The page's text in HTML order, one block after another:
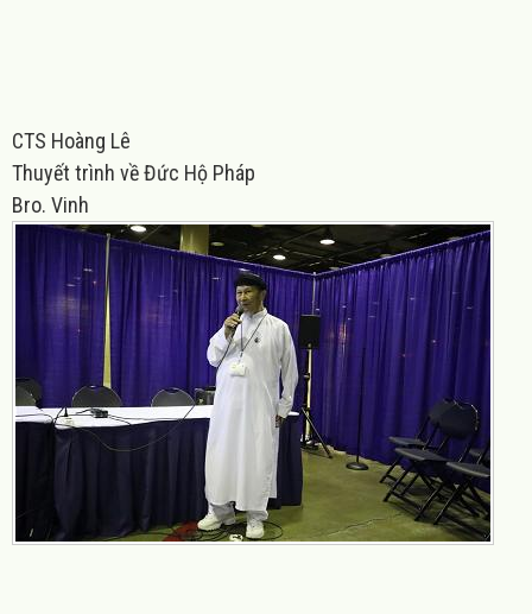
CTS Hoàng Lê
Thuyết trình về Đức Hộ Pháp
Bro. Vinh